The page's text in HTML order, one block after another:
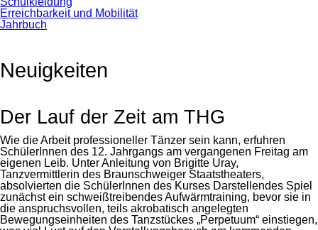
Erreichbarkeit und Mobilität
Jahrbuch
Neuigkeiten
Der Lauf der Zeit am THG
Wie die Arbeit professioneller Tänzer sein kann, erfuhren
SchülerInnen des 12. Jahrgangs am vergangenen Freitag am
eigenen Leib. Unter Anleitung von Brigitte Uray,
Tanzvermittlerin des Braunschweiger Staatstheaters,
absolvierten die SchülerInnen des Kurses Darstellendes Spiel
zunächst ein schweißtreibendes Aufwärmtraining, bevor sie in
die anspruchsvollen, teils akrobatisch angelegten
Bewegungseinheiten des Tanzstückes „Perpetuum“ einstiegen,